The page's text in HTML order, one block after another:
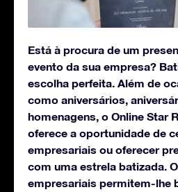
Está à procura de um
evento da sua empresa?
escolha perfeita. Além de
como aniversários,
homenagens, o Online Star
oferece a oportunidade de
empresariais ou oferecer
com uma estrela batizada.
empresariais permitem-lhe